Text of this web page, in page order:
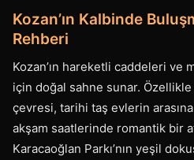
Kozan’ın Kalbinde
Rehberi
Kozan’ın hareketli caddeleri ve
için doğal sahne sunar.
çevresi, tarihi taş evlerin
akşam saatlerinde romantik bir
Karacaoğlan Parkı’nın yeşil